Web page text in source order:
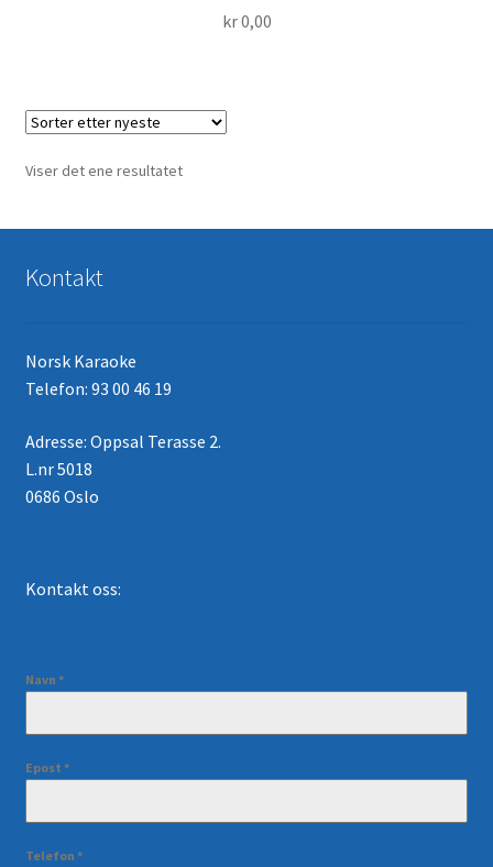
kr0,00
Viser det ene resultatet
Kontakt
Norsk Karaoke
Telefon: 93 00 46 19
Adresse: Oppsal Terasse 2.
L.nr 5018
0686 Oslo
Kontakt oss:
Navn *
Epost *
Telefon *